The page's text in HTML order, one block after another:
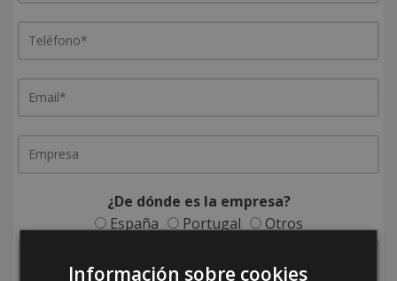
¿De dónde es la empresa?
España
Portugal Otros
Información sobre cookies